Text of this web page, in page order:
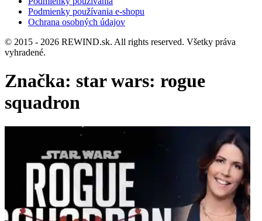
Podmienky používania e-shopu
Ochrana osobných údajov
© 2015 - 2026 REWIND.sk. All rights reserved. Všetky práva
vyhradené.
Značka: star wars: rogue
squadron